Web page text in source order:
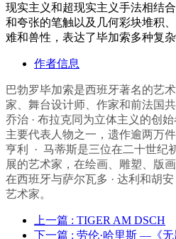
现实主义和超现实主义手法相结
和夸张的笔触以及几何彩块堆积
难和兽性，表达了毕加索多种复杂
作者信息
巴勃罗毕加索是西班牙著名的艺
家、舞台设计师、作家和前法国
乔治 · 布拉克同为立体主义的创
主要代表人物之一，遗作逾两万
亨利 · 马蒂斯是三位在二十世纪
展的艺术家，在绘画、雕塑、版
在西班牙与萨尔瓦多 · 达利和胡
艺术家。
上一篇 : TIGER AM DSCH
下一篇 : 劳伦·哈里斯 —《无